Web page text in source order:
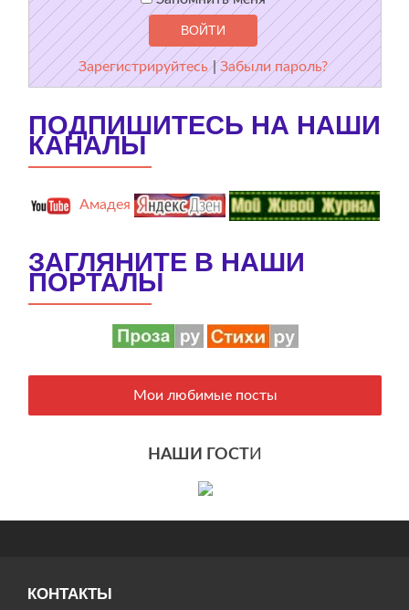
Зарегистрируйтесь |Забыли пароль?
ПОДПИШИТЕСЬ НА НАШИ
КАНАЛЫ
Амадея
ЗАГЛЯНИТЕ В НАШИ
ПОРТАЛЫ
Мои любимые посты
НАШИ ГОСТИ
КОНТАКТЫ